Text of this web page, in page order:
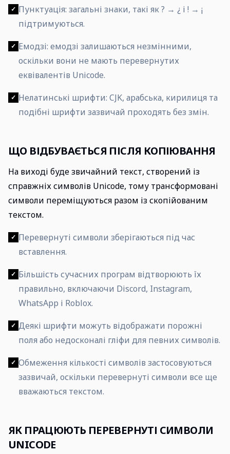
✓ Пунктуація: загальні знаки, такі як ? → ¿ і ! → ¡
підтримуються.
✓ Емодзі: емодзі залишаються незмінними,
оскільки вони не мають перевернутих
еквівалентів Unicode.
✓ Нелатинські шрифти: CJK, арабська, кирилиця та
подібні шрифти зазвичай проходять без змін.
ЩО ВІДБУВАЄТЬСЯ ПІСЛЯ КОПІЮВАННЯ
На виході буде звичайний текст, створений із
справжніх символів Unicode, тому трансформовані
символи переміщуються разом із скопійованим
текстом.
✓ Перевернуті символи зберігаються під час
вставлення.
✓ Більшість сучасних програм відтворюють їх
правильно, включаючи Discord, Instagram,
WhatsApp і Roblox.
✓ Деякі шрифти можуть відображати порожні
поля або недосконалі гліфи для певних символів.
✓ Обмеження кількості символів застосовуються
зазвичай, оскільки перевернуті символи все ще
вважаються текстом.
ЯК ПРАЦЮЮТЬ ПЕРЕВЕРНУТІ СИМВОЛИ
UNICODE